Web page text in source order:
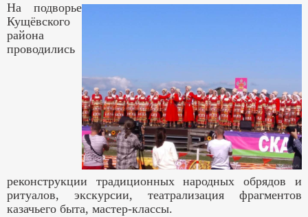
На подворье
Кущёвского
района
проводились
реконструкции традиционных народных обрядов и
ритуалов, экскурсии, театрализация фрагментов
казачьего быта, мастер-классы.